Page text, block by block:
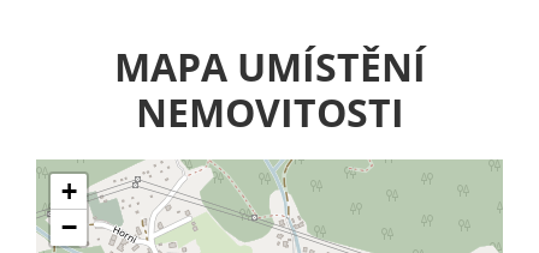
MAPA UMÍSTĚNÍ
NEMOVITOSTI
+
−